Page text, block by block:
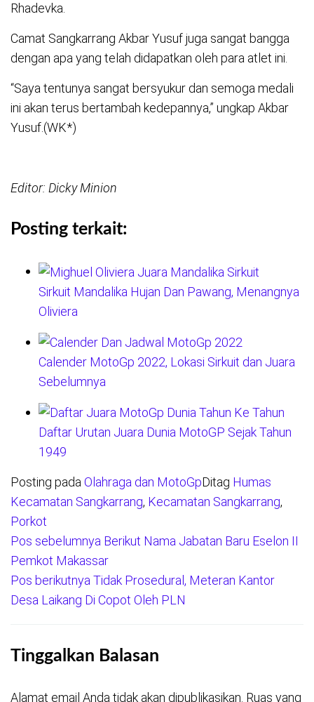
Rhadevka.
Camat Sangkarrang Akbar Yusuf juga sangat bangga
dengan apa yang telah didapatkan oleh para atlet ini.
“Saya tentunya sangat bersyukur dan semoga medali
ini akan terus bertambah kedepannya,” ungkap Akbar
Yusuf.(WK*)
Editor: Dicky Minion
Posting terkait:
Sirkuit Mandalika Hujan Dan Pawang, Menangnya
Oliviera
Calender MotoGp 2022, Lokasi Sirkuit dan Juara
Sebelumnya
Daftar Urutan Juara Dunia MotoGP Sejak Tahun
1949
Posting pada Olahraga dan MotoGpDitag Humas
Kecamatan Sangkarrang, Kecamatan Sangkarrang,
Porkot
Navigasi
pos
Pos sebelumnya Berikut Nama Jabatan Baru Eselon II
Pemkot Makassar
Pos berikutnya Tidak Prosedural, Meteran Kantor
Desa Laikang Di Copot Oleh PLN
Tinggalkan Balasan
Alamat email Anda tidak akan dipublikasikan. Ruas yang